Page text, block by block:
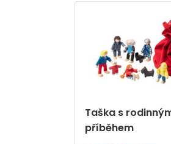
Taška s
příběhem